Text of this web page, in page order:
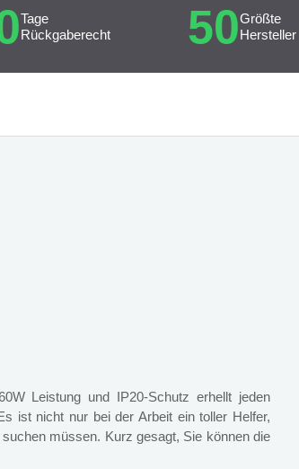
Tage
Rückgaberecht
50Größte
Hersteller
Leistung und IP20-Schutz erhellt jeden
ist nicht nur bei der Arbeit ein toller Helfer,
müssen. Kurz gesagt, Sie können die